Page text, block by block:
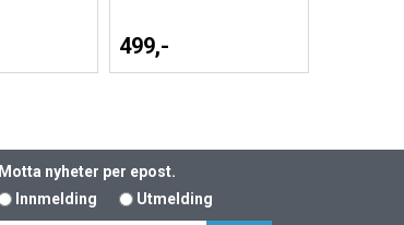
499,-
Motta nyheter per epost.
Innmelding
Utmelding